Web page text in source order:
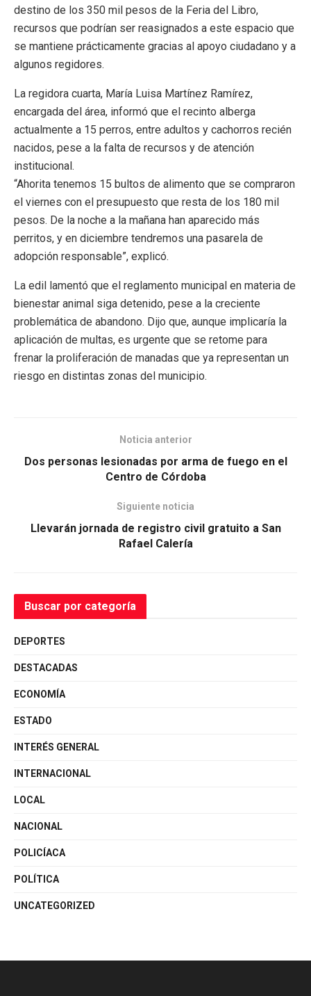
destino de los 350 mil pesos de la Feria del Libro,
recursos que podrían ser reasignados a este espacio que
se mantiene prácticamente gracias al apoyo ciudadano y a
algunos regidores.
La regidora cuarta, María Luisa Martínez Ramírez,
encargada del área, informó que el recinto alberga
actualmente a 15 perros, entre adultos y cachorros recién
nacidos, pese a la falta de recursos y de atención
institucional.
“Ahorita tenemos 15 bultos de alimento que se compraron
el viernes con el presupuesto que resta de los 180 mil
pesos. De la noche a la mañana han aparecido más
perritos, y en diciembre tendremos una pasarela de
adopción responsable”, explicó.
La edil lamentó que el reglamento municipal en materia de
bienestar animal siga detenido, pese a la creciente
problemática de abandono. Dijo que, aunque implicaría la
aplicación de multas, es urgente que se retome para
frenar la proliferación de manadas que ya representan un
riesgo en distintas zonas del municipio.
Noticia anterior
Dos personas lesionadas por arma de fuego en el
Centro de Córdoba
Siguiente noticia
Llevarán jornada de registro civil gratuito a San
Rafael Calería
Buscar por categoría
DEPORTES
DESTACADAS
ECONOMÍA
ESTADO
INTERÉS GENERAL
INTERNACIONAL
LOCAL
NACIONAL
POLICÍACA
POLÍTICA
UNCATEGORIZED